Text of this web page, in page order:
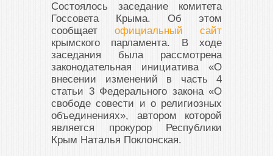
Состоялось заседание комитета
Госсовета Крыма. Об этом
сообщает официальный сайт
крымского парламента. В ходе
заседания была рассмотрена
законодательная инициатива «О
внесении изменений в часть 4
статьи 3 Федерального закона «О
свободе совести и о религиозных
объединениях», автором которой
является прокурор Республики
Крым Наталья Поклонская.